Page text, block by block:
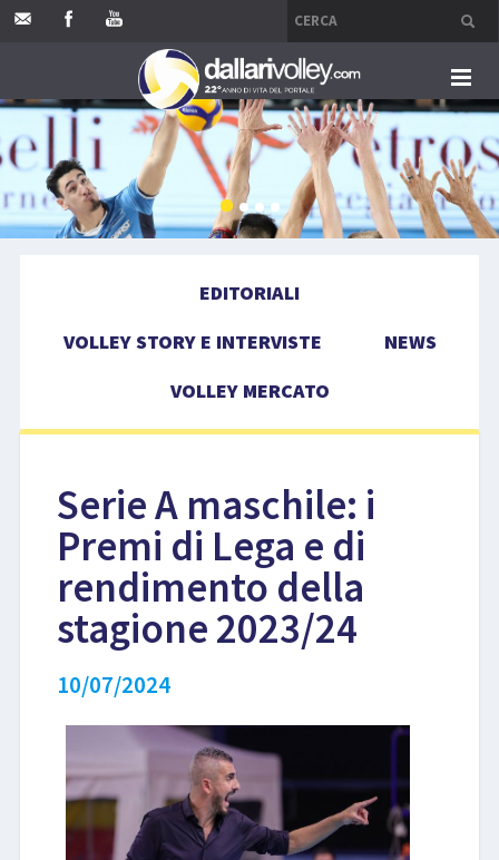
HOME
EDITORIALI
VOLLEY MERCATO
COMPETIZIONI
EVENTI
LIBRI
EDITORIALI
VOLLEY STORY E INTERVISTE
NEWS
VOLLEY MERCATO
Serie A maschile: i
Premi di Lega e di
rendimento della
stagione 2023/24
10/07/2024